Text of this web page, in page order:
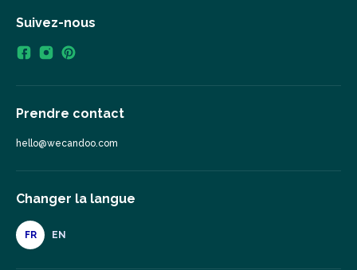
Suivez-nous
Prendre contact
hello@wecandoo.com
Changer la langue
FR EN